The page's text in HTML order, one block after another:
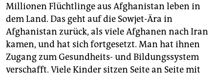
Millionen Flüchtlinge aus Afghanistan leben in
dem Land. Das geht auf die Sowjet-Ära in
Afghanistan zurück, als viele Afghanen nach Iran
kamen, und hat sich fortgesetzt. Man hat ihnen
Zugang zum Gesundheits- und Bildungssystem
verschafft. Viele Kinder sitzen Seite an Seite mit